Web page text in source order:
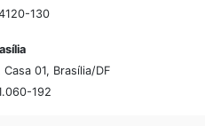
130
01, Brasília/DF
192